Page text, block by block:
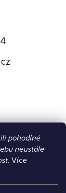
pohodlné
neustále
Více